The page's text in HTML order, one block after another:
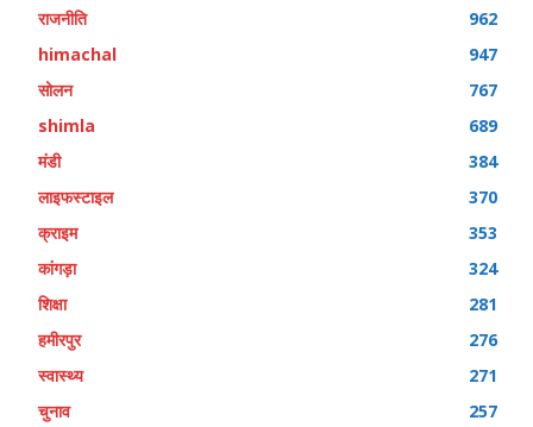
राजनीति
962
himachal
947
सोलन
767
shimla
689
मंडी
384
लाइफस्टाइल
370
क्राइम
353
कांगड़ा
324
शिक्षा
281
हमीरपुर
276
स्वास्थ्य
271
चुनाव
257